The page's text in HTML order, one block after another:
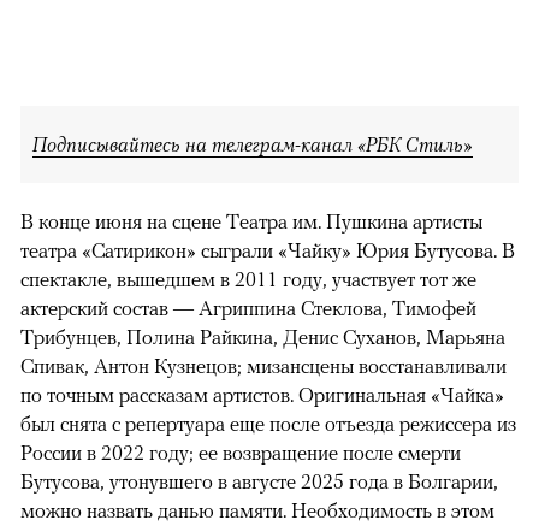
Подписывайтесь на телеграм-канал «РБК Стиль»
В конце июня на сцене Театра им. Пушкина артисты
театра «Сатирикон» сыграли «Чайку» Юрия Бутусова. В
спектакле, вышедшем в 2011 году, участвует тот же
актерский состав — Агриппина Стеклова, Тимофей
Трибунцев, Полина Райкина, Денис Суханов, Марьяна
Спивак, Антон Кузнецов; мизансцены восстанавливали
по точным рассказам артистов. Оригинальная «Чайка»
был снята с репертуара еще после отъезда режиссера из
России в 2022 году; ее возвращение после смерти
Бутусова, утонувшего в августе 2025 года в Болгарии,
можно назвать данью памяти. Необходимость в этом